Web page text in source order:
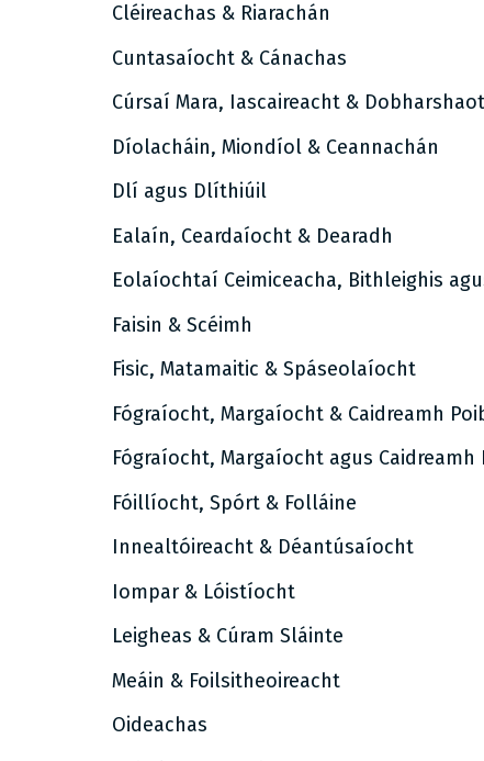
Cléireachas & Riarachán
Cuntasaíocht & Cánachas
Cúrsaí Mara, Iascaireacht &
Díolacháin, Miondíol & Ceannachán
Dlí agus Dlíthiúil
Ealaín, Ceardaíocht & Dearadh
Eolaíochtaí Ceimiceacha, Bithleighis
Faisin & Scéimh
Fisic, Matamaitic & Spáseolaíocht
Fógraíocht, Margaíocht & Caidreamh
Fógraíocht, Margaíocht agus Caidreamh
Fóillíocht, Spórt & Folláine
Innealtóireacht & Déantúsaíocht
Iompar & Lóistíocht
Leigheas & Cúram Sláinte
Meáin & Foilsitheoireacht
Oideachas